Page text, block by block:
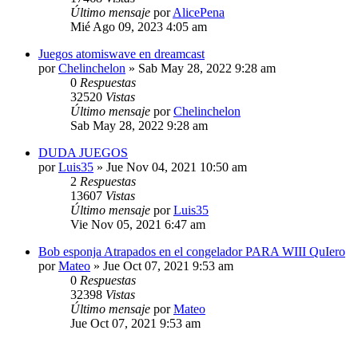
Último mensaje porAlicePena
Mié Ago 09, 2023 4:05 am
Juegos atomiswave en dreamcast
porChelinchelon » Sab May 28, 2022 9:28 am
0 Respuestas
32520 Vistas
Último mensaje porChelinchelon
Sab May 28, 2022 9:28 am
DUDA JUEGOS
porLuis35 » Jue Nov 04, 2021 10:50 am
2 Respuestas
13607 Vistas
Último mensaje porLuis35
Vie Nov 05, 2021 6:47 am
Bob esponja Atrapados en el congelador PARA WIII QuIero
porMateo » Jue Oct 07, 2021 9:53 am
0 Respuestas
32398 Vistas
Último mensaje porMateo
Jue Oct 07, 2021 9:53 am